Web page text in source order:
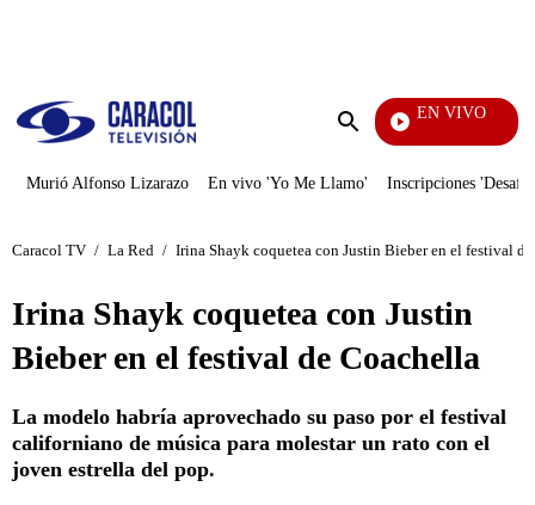
Enviar
EN VIVO
Día A Día
Murió Alfonso Lizarazo En vivo 'Yo Me Llamo' Inscripciones
Caracol TV / La Red / Irina Shayk coquetea con Justin Bieber en el festival
Irina Shayk coquetea con Justin
Bieber en el festival de Coachella
La modelo habría aprovechado su paso por el festival
californiano de música para molestar un rato con el
joven estrella del pop.